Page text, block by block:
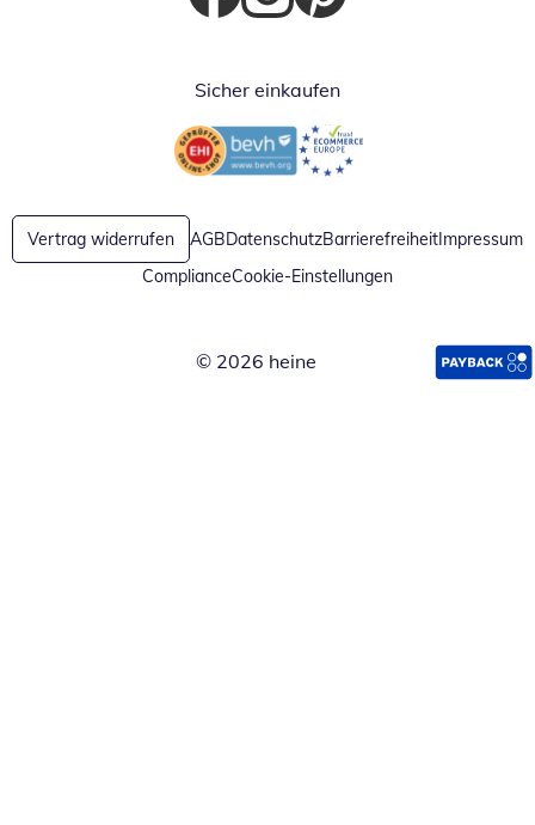
Öffnet in neuem Fenster
Öffnet in neuem Fenster
Öffnet in neuem Fenster
Sicher einkaufen
Öffnet in neuem FensterÖffnet in neuem Fenster
Vertrag widerrufen AGBDatenschutzBarrierefreiheitImpressum
ComplianceCookie-Einstellungen
© 2026 heine